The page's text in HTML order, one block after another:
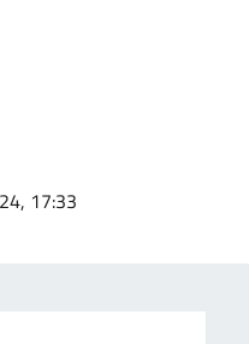
17:33